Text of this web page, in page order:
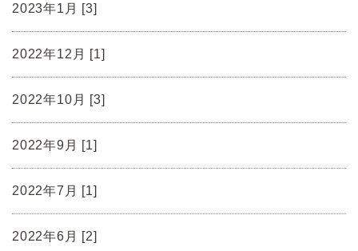
2023年1月 [3]
2022年12月 [1]
2022年10月 [3]
2022年9月 [1]
2022年7月 [1]
2022年6月 [2]